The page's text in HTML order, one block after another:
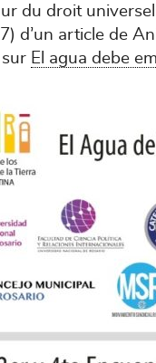
du droit universel
d’un article de
El agua debe